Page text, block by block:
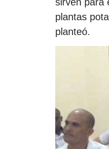
plantas
planteó.